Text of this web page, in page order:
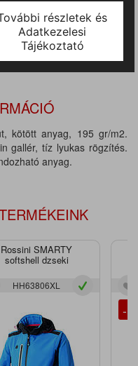
kötött anyag, 195 gr/m2.
gallér, tíz lyukas rögzítés.
anyag.
Rossini SMARTY
softshell dzseki
HH63806XL
-